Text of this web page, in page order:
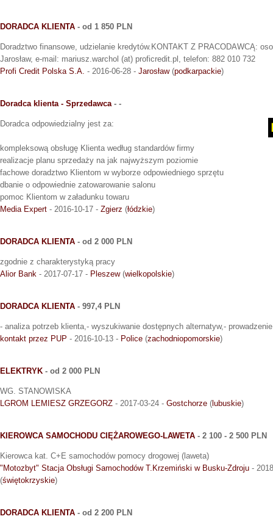
DORADCA KLIENTA - od 1 850 PLN
Doradztwo finansowe, udzielanie kredytów.KONTAKT Z PRACODAWCĄ:
Jarosław, e-mail: mariusz.warchol (at) proficredit.pl, telefon: 882 010 732
Profi Credit Polska S.A. - 2016-06-28 - Jarosław(podkarpackie)
Doradca klienta - Sprzedawca- -
Doradca odpowiedzialny jest za:
kompleksową obsługę Klienta według standardów firmy
realizacje planu sprzedaży na jak najwyższym poziomie
fachowe doradztwo Klientom w wyborze odpowiedniego sprzętu
dbanie o odpowiednie zatowarowanie salonu
pomoc Klientom w załadunku towaru
Media Expert - 2016-10-17 - Zgierz (łódzkie)
DORADCA KLIENTA - od 2 000 PLN
zgodnie z charakterystyką pracy
Alior Bank - 2017-07-17 - Pleszew(wielkopolskie)
DORADCA KLIENTA - 997,4 PLN
- analiza potrzeb klienta,- wyszukiwanie dostępnych alternatyw,-
kontakt przez PUP - 2016-10-13 - Police (zachodniopomorskie)
ELEKTRYK - od 2 000 PLN
WG. STANOWISKA
LGROM LEMIESZ GRZEGORZ - 2017-03-24 - Gostchorze ( lubuskie)
KIEROWCA SAMOCHODU CIĘŻAROWEGO-LAWETA - 2 100 - 2 500 PLN
Kierowca kat. C+E samochodów pomocy drogowej (laweta)
"Motozbyt" Stacja Obsługi Samochodów T.Krzemiński w Busku-Zdroju -
(świętokrzyskie)
DORADCA KLIENTA - od 2 200 PLN